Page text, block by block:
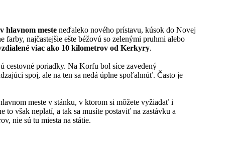
hlavnom meste neďaleko nového prístavu, kúsok do Novej
farby, najčastejšie ešte béžovú so zelenými pruhmi alebo
viac ako 10 kilometrov od Kerkyry.
cestovné poriadky. Na Korfu bol síce zavedený
spoj, ale na ten sa nedá úplne spoľahnúť. Často je
meste v stánku, v ktorom si môžete vyžiadať i
však neplatí, a tak sa musíte postaviť na zastávku a
nie sú tu miesta na státie.